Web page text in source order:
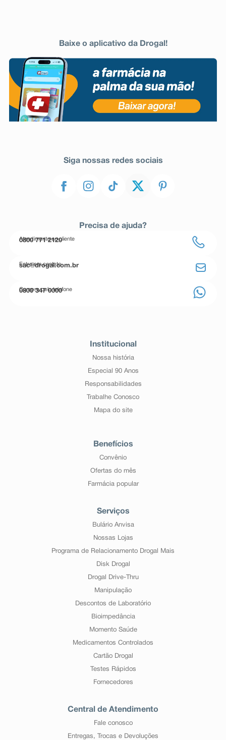
Baixe o aplicativo da Drogal!
Siga nossas redes sociais
Precisa de ajuda?
Atendimento ao cliente
0800 771 2120
Entre em contato
sac@drogal.com.br
Compre pelo telefone
0800 347 0000
Institucional
Nossa história
Especial 90 Anos
Responsabilidades
Trabalhe Conosco
Mapa do site
Benefícios
Convênio
Ofertas do mês
Farmácia popular
Serviços
Bulário Anvisa
Nossas Lojas
Programa de Relacionamento Drogal Mais
Disk Drogal
Drogal Drive-Thru
Manipulação
Descontos de Laboratório
Bioimpedância
Momento Saúde
Medicamentos Controlados
Cartão Drogal
Testes Rápidos
Fornecedores
Central de Atendimento
Fale conosco
Entregas, Trocas e Devoluções